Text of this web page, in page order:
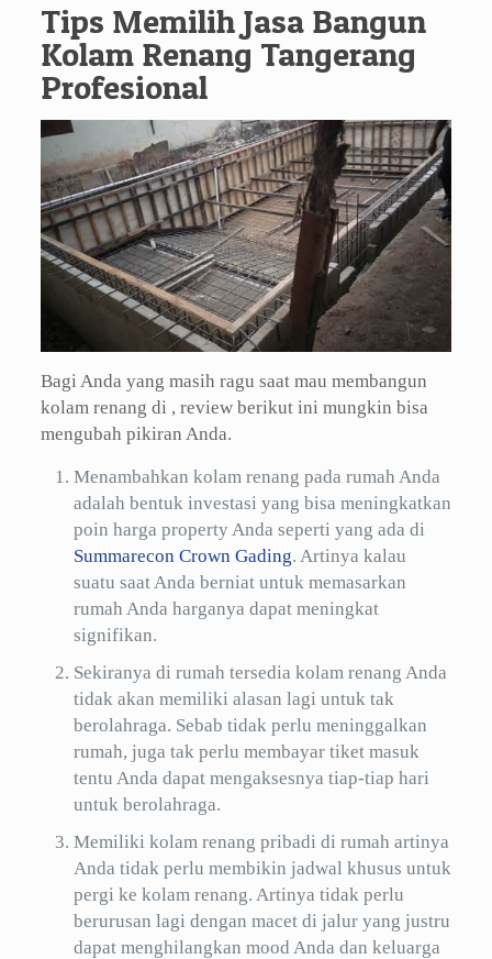
Tips Memilih Jasa Bangun
Kolam Renang Tangerang
Profesional
Bagi Anda yang masih ragu saat mau membangun
kolam renang di , review berikut ini mungkin bisa
mengubah pikiran Anda.
Menambahkan kolam renang pada rumah Anda
adalah bentuk investasi yang bisa meningkatkan
poin harga property Anda seperti yang ada di
Summarecon Crown Gading. Artinya kalau
suatu saat Anda berniat untuk memasarkan
rumah Anda harganya dapat meningkat
signifikan.
Sekiranya di rumah tersedia kolam renang Anda
tidak akan memiliki alasan lagi untuk tak
berolahraga. Sebab tidak perlu meninggalkan
rumah, juga tak perlu membayar tiket masuk
tentu Anda dapat mengaksesnya tiap-tiap hari
untuk berolahraga.
Memiliki kolam renang pribadi di rumah artinya
Anda tidak perlu membikin jadwal khusus untuk
pergi ke kolam renang. Artinya tidak perlu
berurusan lagi dengan macet di jalur yang justru
dapat menghilangkan mood Anda dan keluarga